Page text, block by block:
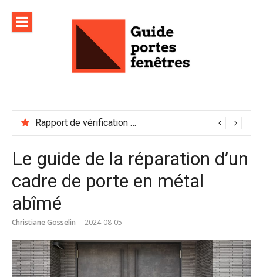
contenu
Rapport de vérification sécurité : à conserver précieusement
Le guide de la réparation d’un
cadre de porte en métal
abîmé
Christiane Gosselin 2024-08-05